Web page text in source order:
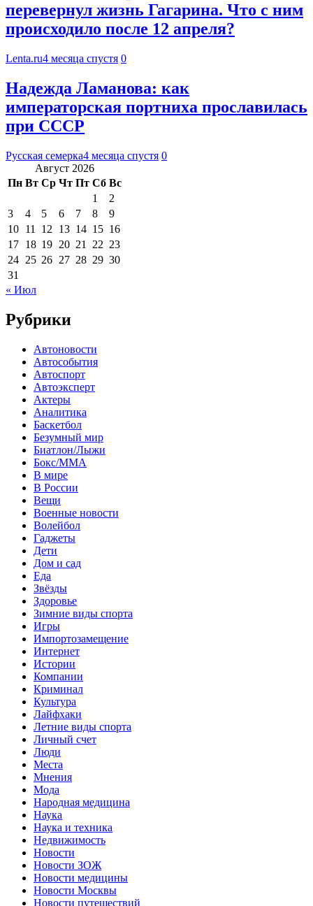
перевернул жизнь Гагарина. Что с ним
происходило после 12 апреля?
Lenta.ru4 месяца спустя 0
Надежда Ламанова: как
императорская портниха прославилась
при СССР
Русская семерка4 месяца спустя 0
Август 2026
Пн Вт Ср Чт Пт Сб Вс
1
2
3
4 5 6 7 8
9
10 11 12 13 14 15 16
17 18 19 20 21 22 23
24 25 26 27 28 29 30
31
« Июл
Рубрики
Автоновости
Автособытия
Автоспорт
Автоэксперт
Актеры
Аналитика
Баскетбол
Безумный мир
Биатлон/Лыжи
Бокс/MMA
В мире
В России
Вещи
Военные новости
Волейбол
Гаджеты
Дети
Дом и сад
Еда
Звёзды
Здоровье
Зимние виды спорта
Игры
Импортозамещение
Интернет
Истории
Компании
Криминал
Культура
Лайфхаки
Летние виды спорта
Личный счет
Люди
Места
Мнения
Мода
Народная медицина
Наука
Наука и техника
Недвижимость
Новости
Новости ЗОЖ
Новости медицины
Новости Москвы
Новости путешествий